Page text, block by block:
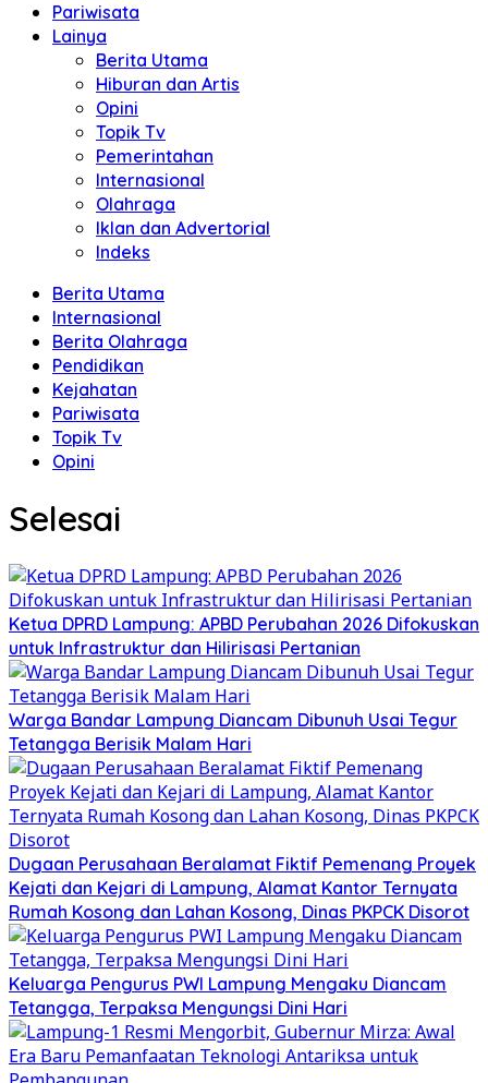
Pariwisata
Lainya
Berita Utama
Hiburan dan Artis
Opini
Topik Tv
Pemerintahan
Internasional
Olahraga
Iklan dan Advertorial
Indeks
Berita Utama
Internasional
Berita Olahraga
Pendidikan
Kejahatan
Pariwisata
Topik Tv
Opini
Selesai
Ketua DPRD Lampung: APBD Perubahan 2026 Difokuskan
untuk Infrastruktur dan Hilirisasi Pertanian
Warga Bandar Lampung Diancam Dibunuh Usai Tegur
Tetangga Berisik Malam Hari
Dugaan Perusahaan Beralamat Fiktif Pemenang Proyek
Kejati dan Kejari di Lampung, Alamat Kantor Ternyata
Rumah Kosong dan Lahan Kosong, Dinas PKPCK Disorot
Keluarga Pengurus PWI Lampung Mengaku Diancam
Tetangga, Terpaksa Mengungsi Dini Hari